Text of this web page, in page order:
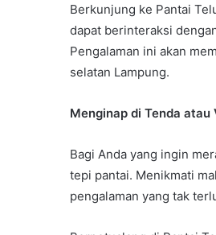
Berkunjung ke Pantai
dapat berinteraksi
Pengalaman ini akan
selatan Lampung.
Menginap di Tenda atau
Bagi Anda yang ingin
tepi pantai. Menikmati
pengalaman yang tak